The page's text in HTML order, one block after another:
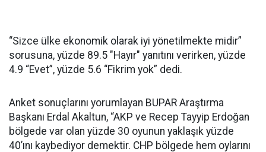
“Sizce ülke ekonomik olarak iyi yönetilmekte midir”
sorusuna, yüzde 89.5 "Hayır" yanıtını verirken, yüzde
4.9 “Evet”, yüzde 5.6 “Fikrim yok” dedi.
Anket sonuçlarını yorumlayan BUPAR Araştırma
Başkanı Erdal Akaltun, “AKP ve Recep Tayyip Erdoğan
bölgede var olan yüzde 30 oyunun yaklaşık yüzde
40’ını kaybediyor demektir. CHP bölgede hem oylarını